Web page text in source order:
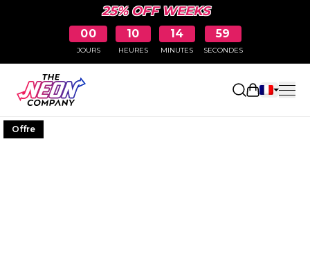
25% OFF WEEKS
00
JOURS
10
HEURES
14
MINUTES
58
SECONDES
Ouvrir le
Offre